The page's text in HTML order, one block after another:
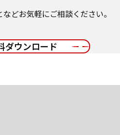
どお気軽にご相談ください。
ダウンロード